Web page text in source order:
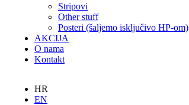
Stripovi
Other stuff
Posteri (šaljemo isključivo HP-om)
AKCIJA
O nama
Kontakt
HR
EN